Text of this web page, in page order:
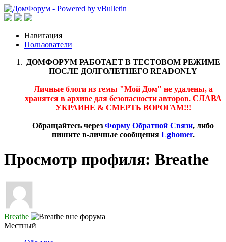
Навигация
Пользователи
ДОМФОРУМ РАБОТАЕТ В ТЕСТОВОМ РЕЖИМЕ
ПОСЛЕ ДОЛГОЛЕТНЕГО READONLY
Личные блоги из темы "Мой Дом" не удалены, а
хранятся в архиве для безопасности авторов. СЛАВА
УКРАИНЕ & СМЕРТЬ ВОРОГАМ!!!
Обращайтесь через Форму Обратной Связи, либо
пишите в-личные сообщения Lghomer.
Просмотр профиля: Breathe
Breathe
Местный